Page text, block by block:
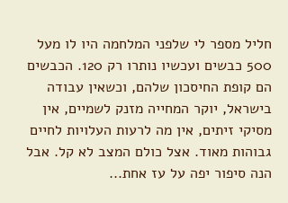
חליל מספר לי שלפני המלחמה היו לו מעל
500 כבשים ועכשיו נותרו רק 120. הכבשים
הם קופת החיסכון שלהם, וכשאין עבודה
בישראל, יוקר המחייה מזנק לשמיים, אין
מסיקי זיתים, אין מה לרעות העלויות לחיים
גבוהות מאוד. אצל כולם המצב לא קל. אבל
הנה סיפור יפה על עז אחת...